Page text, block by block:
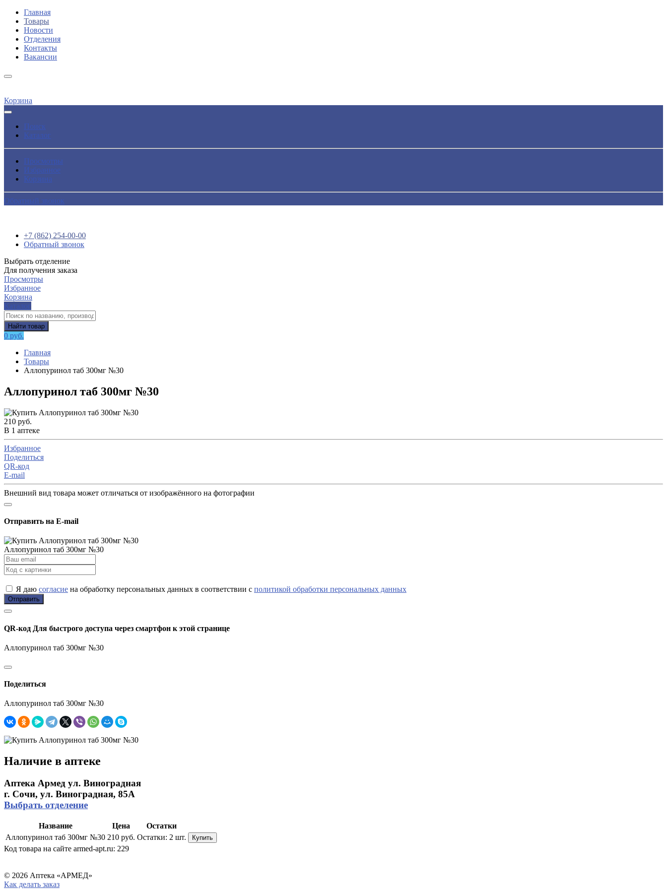
Главная
Товары
Новости
Отделения
Контакты
Вакансии
Корзина
Поиск
Каталог
Просмотры
Избранное
Корзина
Обратный звонок
+7 (862) 254-00-00
Обратный звонок
Выбрать отделение
Для получения заказа
Просмотры
Избранное
Корзина
Каталог
Найти товар
0 руб.
Главная
Товары
Аллопуринол таб 300мг №30
Аллопуринол таб 300мг №30
210 руб.
В 1 аптеке
Избранное
Поделиться
QR-код
E-mail
Внешний вид товара может отличаться от изображённого на фотографии
Отправить на E-mail
Аллопуринол таб 300мг №30
Я даю согласие на обработку персональных данных в соответствии с политикой обработки персональных данных
Отправить
QR-код Для быстрого доступа через смартфон к этой странице
Аллопуринол таб 300мг №30
Поделиться
Аллопуринол таб 300мг №30
Наличие в аптеке
Аптека Армед ул. Виноградная
г. Сочи, ул. Виноградная, 85А
Выбрать отделение
Название Цена
Остатки
Аллопуринол таб 300мг №30 210 руб. Остатки: 2 шт. Купить
Код товара на сайте armed-apt.ru: 229
© 2026 Аптека «АРМЕД»
Как делать заказ